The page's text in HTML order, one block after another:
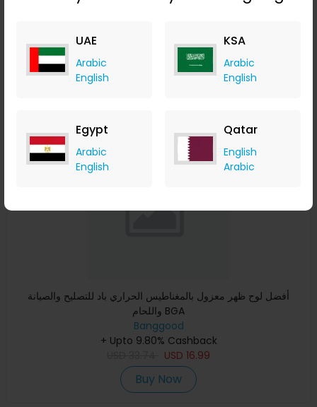
UAE
Arabic
English
KSA
Arabic
English
Egypt
Arabic
English
Qatar
English
Arabic
+ Upto 9.80% Cashback
USD7.11
Buy Now
أفضل لوح ظهر معزول بالمغناطيس الحراري باد للتصليح والصيانة
واللحام BGA
Banggood
+ Upto 9.80% Cashback
USD 16.99
Buy Now